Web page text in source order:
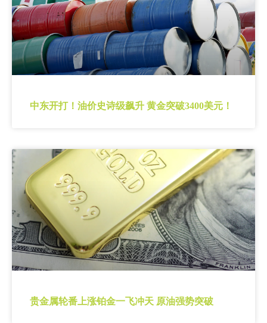
中东开打！油价史诗级飙升 黄金突破3400美元！
贵金属轮番上涨铂金一飞冲天 原油强势突破